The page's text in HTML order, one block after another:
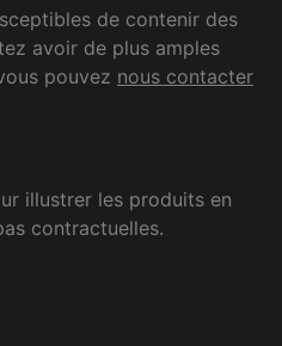
de contenir des
avoir de plus amples
pouvez nous contacter
illustrer les produits en
contractuelles.